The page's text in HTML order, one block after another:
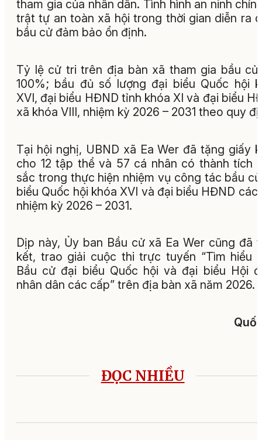
tham gia của nhân dân. Tình hình an ninh
trật tự an toàn xã hội trong thời gian diễn ra
bầu cử đảm bảo ổn định.
Tỷ lệ cử tri trên địa bàn xã tham gia bầu
100%; bầu đủ số lượng đại biểu Quốc hội
XVI, đại biểu HĐND tỉnh khóa XI và đại biểu
xã khóa VIII, nhiệm kỳ 2026 – 2031 theo quy
Tại hội nghị, UBND xã Ea Wer đã tặng giấy
cho 12 tập thể và 57 cá nhân có thành tích
sắc trong thực hiện nhiệm vụ công tác bầu
biểu Quốc hội khóa XVI và đại biểu HĐND các
nhiệm kỳ 2026 – 2031.
Dịp này, Ủy ban Bầu cử xã Ea Wer cũng đã
kết, trao giải cuộc thi trực tuyến “Tìm hiểu
Bầu cử đại biểu Quốc hội và đại biểu Hội
nhân dân các cấp” trên địa bàn xã năm 2026.
Quốc
ĐỌC NHIỀU